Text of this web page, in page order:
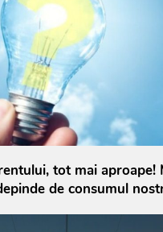
tot mai aproape!
de consumul